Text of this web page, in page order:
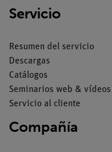
Servicio
Resumen del servicio
Descargas
Catálogos
Seminarios web & vídeos
Servicio al cliente
Compañía